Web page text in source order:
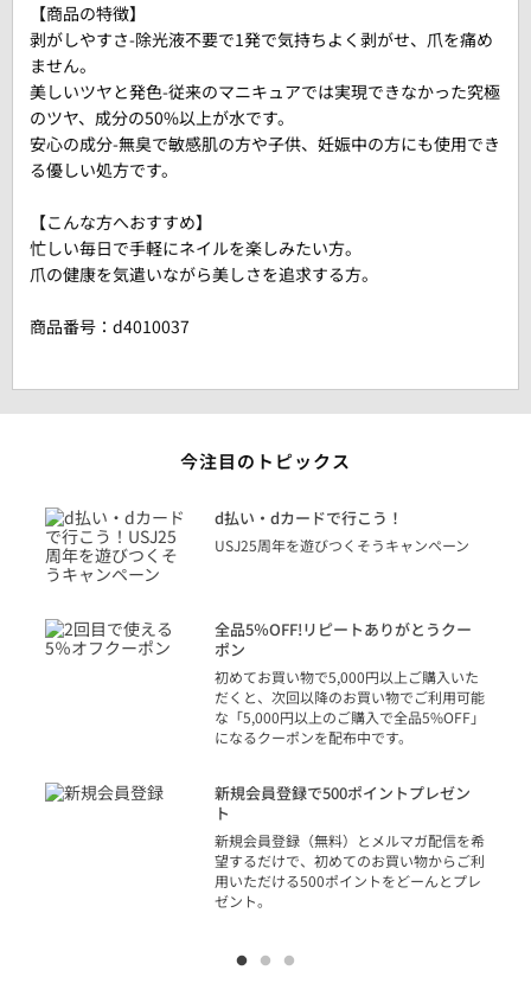
【商品の特徴】
剥がしやすさ-除光液不要で1発で気持ちよく剥がせ、爪を痛め
ません。
美しいツヤと発色-従来のマニキュアでは実現できなかった究極
のツヤ、成分の50%以上が水です。
安心の成分-無臭で敏感肌の方や子供、妊娠中の方にも使用でき
る優しい処方です。
【こんな方へおすすめ】
忙しい毎日で手軽にネイルを楽しみたい方。
爪の健康を気遣いながら美しさを追求する方。
商品番号： d4010037
今注目のトピックス
d払い・dカードで行こう！
USJ25周年を遊びつくそうキャンペーン
全品5％OFF!リピートありがとうクー
ポン
初めてお買い物で5,000円以上ご購入いた
だくと、次回以降のお買い物でご利用可能
な「5,000円以上のご購入で全品5%OFF」
になるクーポンを配布中です。
新規会員登録で500ポイントプレゼン
ト
新規会員登録（無料）とメルマガ配信を希
望するだけで、初めてのお買い物からご利
用いただける500ポイントをどーんとプレ
ゼント。